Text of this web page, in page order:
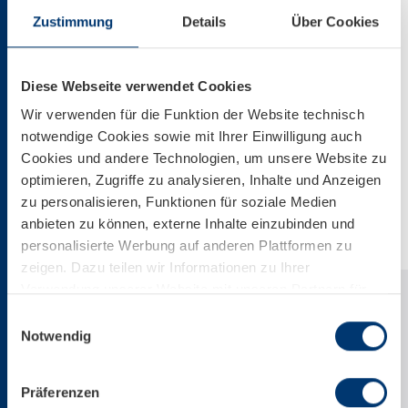
Zustimmung Details Über Cookies
Diese Webseite verwendet Cookies
Wir verwenden für die Funktion der Website technisch
notwendige Cookies sowie mit Ihrer Einwilligung auch
Cookies und andere Technologien, um unsere Website zu
optimieren, Zugriffe zu analysieren, Inhalte und Anzeigen
zu personalisieren, Funktionen für soziale Medien
anbieten zu können, externe Inhalte einzubinden und
personalisierte Werbung auf anderen Plattformen zu
zeigen. Dazu teilen wir Informationen zu Ihrer
zu technisch nicht notwendigen Cookies können Sie
Weiterführende Details zu den auf unserer Website
eingesetzten Diensten finden Sie in unserer
Notwendig
Präferenzen
Größe
7831 * 4804 px
Download
Download Web-Version